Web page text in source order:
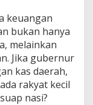
keuangan
bukan hanya
melainkan
Jika gubernur
kas daerah,
rakyat kecil
nasi?